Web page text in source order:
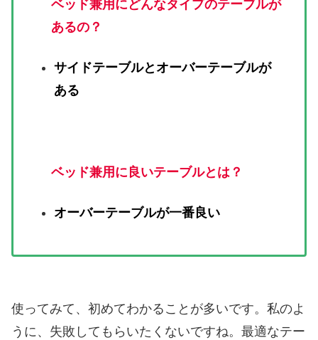
ベッド兼用にどんなタイプのテーブルが
あるの？
サイドテーブルとオーバーテーブルが
ある
ベッド兼用に良いテーブルとは？
オーバーテーブルが一番良い
使ってみて、初めてわかることが多いです。私のよ
うに、失敗してもらいたくないですね。最適なテー